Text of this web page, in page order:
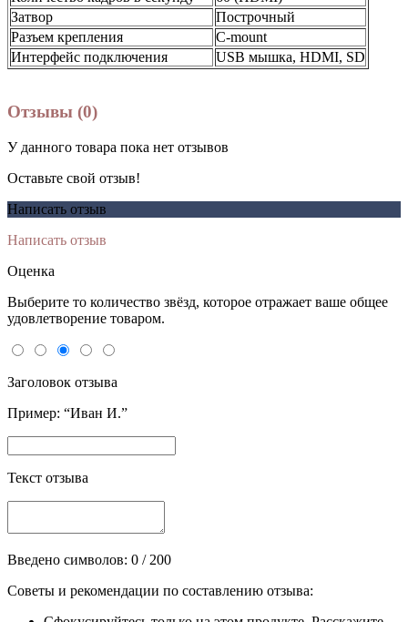
Затвор
Построчный
Разъем крепления
C-mount
Интерфейс подключения
USB мышка, HDMI, SD
Отзывы (0)
У данного товара пока нет отзывов
Оставьте свой отзыв!
Написать отзыв
Написать отзыв
Оценка
Выберите то количество звёзд, которое отражает ваше общее
удовлетворение товаром.
Заголовок отзыва
Пример: “Иван И.”
Текст отзыва
Введено символов: 0 / 200
Советы и рекомендации по составлению отзыва: